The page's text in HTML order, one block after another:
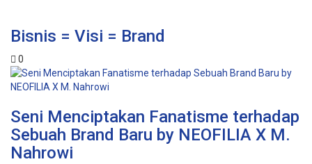
Bisnis = Visi = Brand
0
Seni Menciptakan Fanatisme terhadap
Sebuah Brand Baru by NEOFILIA X M.
Nahrowi